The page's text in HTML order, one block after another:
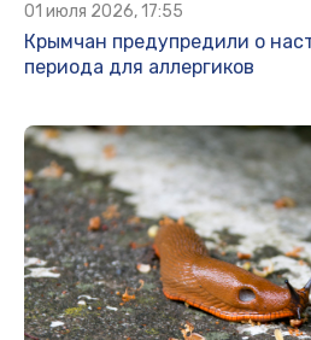
01 июля 2026, 17:55
Крымчан предупредили о
периода для аллергиков